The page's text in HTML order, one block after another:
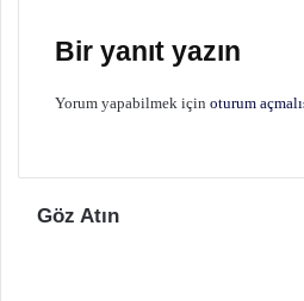
Bir yanıt yazın
Yorum yapabilmek için oturum
Göz Atın